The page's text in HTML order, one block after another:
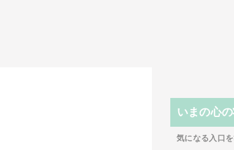
いまの心
気になる入口